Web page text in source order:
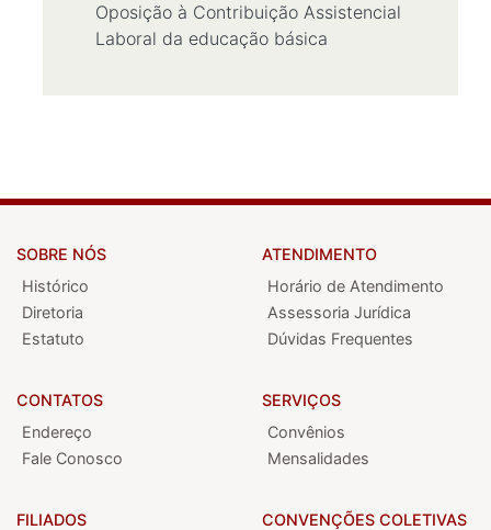
Oposição à Contribuição Assistencial
Laboral da educação básica
SOBRE NÓS
Histórico
Diretoria
Estatuto
CONTATOS
Endereço
Fale Conosco
ATENDIMENTO
Horário de Atendimento
Assessoria Jurídica
Dúvidas Frequentes
SERVIÇOS
Convênios
Mensalidades
FILIADOS
CONVENÇÕES COLETIVAS